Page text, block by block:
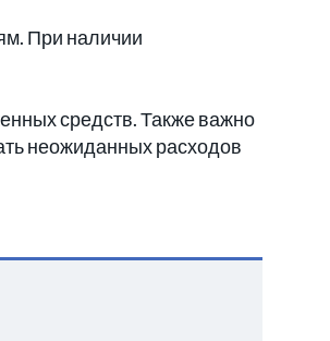
При наличии
средств. Также важно
неожиданных расходов